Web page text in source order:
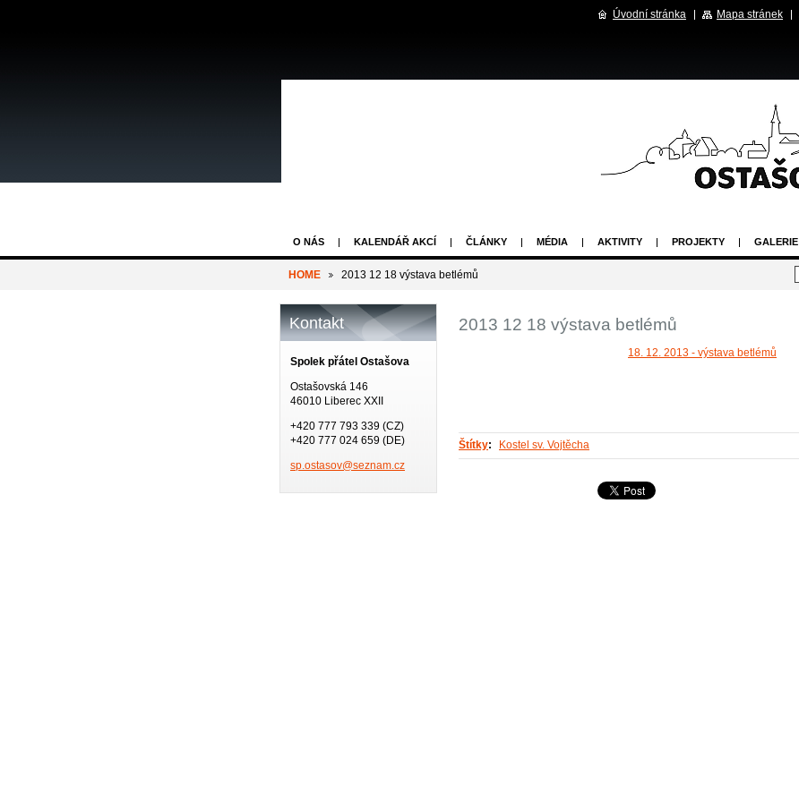
O NÁS KALENDÁŘ AKCÍ ČLÁNKY MÉDIA AKTIVITY PROJEKTY GALERIE
HOME 2013 12 18 výstava betlémů
2013 12 18 výstava betlémů
18. 12. 2013 - výstava betlémů
Štítky: Kostel sv. Vojtěcha
Kontakt
Spolek přátel Ostašova
Ostašovská 146
46010 Liberec XXII
+420 777 793 339 (CZ)
+420 777 024 659 (DE)
sp.ostasov@seznam.cz
Úvodní stránka Mapa stránek